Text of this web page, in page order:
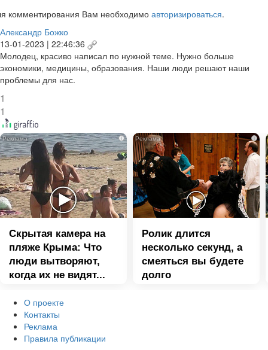
комментирования Вам необходимо авторизироваться.
Александр Божко
13-01-2023 | 22:46:36
Молодец, красиво написал по нужной теме. Нужно больше
экономики, медицины, образования. Наши люди решают наши
проблемы для нас.
1
1
i
Скрытая камера на
пляже Крыма: Что
люди вытворяют,
когда их не видят...
i
Ролик длится
несколько секунд, а
смеяться вы будете
долго
О проекте
Контакты
Реклама
Правила публикации